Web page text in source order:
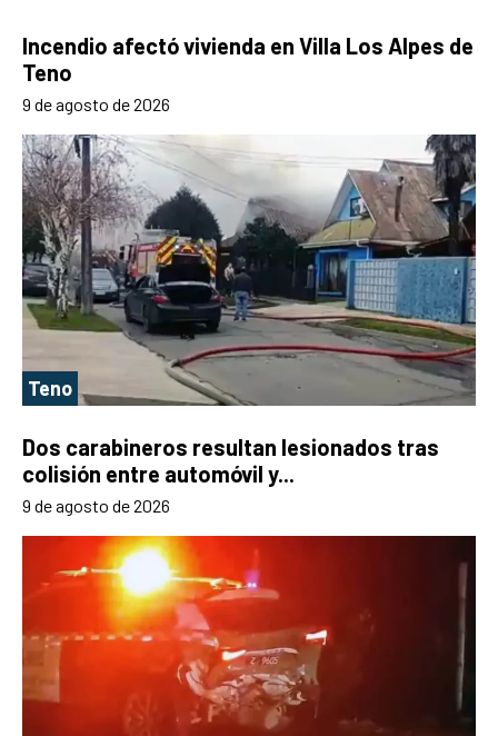
Incendio afectó vivienda en Villa Los Alpes de
Teno
9 de agosto de 2026
Teno
Dos carabineros resultan lesionados tras
colisión entre automóvil y...
9 de agosto de 2026